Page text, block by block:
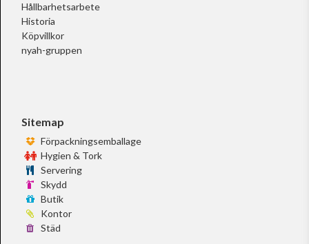
Hållbarhetsarbete
Historia
Köpvillkor
nyah-gruppen
Sitemap
Förpackningsemballage
Hygien & Tork
Servering
Skydd
Butik
Kontor
Städ